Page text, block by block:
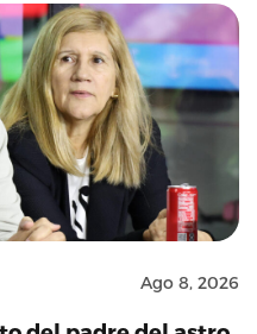
Ago 8, 2026